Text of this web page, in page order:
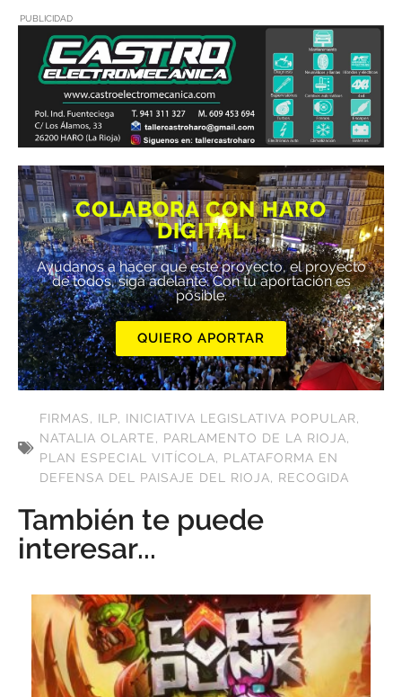
PUBLICIDAD
COLABORA CON HARO
DIGITAL
Ayúdanos a hacer que este proyecto, el proyecto
de todos, siga adelante. Con tu aportación es
posible.
QUIERO APORTAR
FIRMAS, ILP, INICIATIVA LEGISLATIVA POPULAR,
NATALIA OLARTE, PARLAMENTO DE LA RIOJA,
PLAN ESPECIAL VITÍCOLA, PLATAFORMA EN
DEFENSA DEL PAISAJE DEL RIOJA, RECOGIDA
También te puede
interesar...